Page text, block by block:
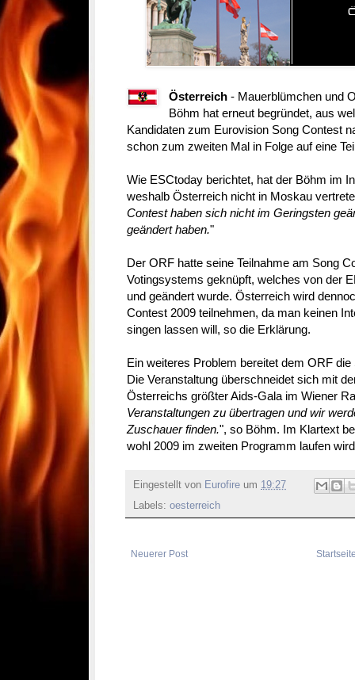
Österreich - Mauerblümchen und
Böhm hat erneut begründet, aus
Kandidaten zum Eurovision Song Contest
schon zum zweiten Mal in Folge auf eine
Wie ESCtoday berichtet, hat der Böhm im
weshalb Österreich nicht in Moskau
Contest haben sich nicht im Geringsten
geändert haben."
Der ORF hatte seine Teilnahme am Song
Votingsystems geknüpft, welches von der
und geändert wurde. Österreich wird
Contest 2009 teilnehmen, da man keinen
singen lassen will, so die Erklärung.
Ein weiteres Problem bereitet dem ORF
Die Veranstaltung überschneidet sich mit
Österreichs größter Aids-Gala im Wiener
Veranstaltungen zu übertragen und wir
Zuschauer finden.", so Böhm. Im Klartext
wohl 2009 im zweiten Programm laufen
Eingestellt von Eurofire um 19:27
Labels: oesterreich
Neuerer Post